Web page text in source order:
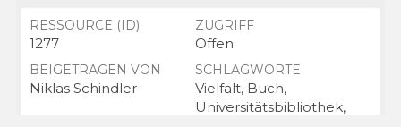
RESSOURCE (ID)
1277
ZUGRIFF
Offen
BEIGETRAGEN VON
Niklas Schindler
SCHLAGWORTE
Vielfalt, Buch,
Universitätsbibliothek,